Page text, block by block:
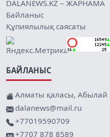
DALANEWS.KZ – ЖАРНАМА
Байланыс
Құпиялылық саясаты
БАЙЛАНЫС
Алматы қаласы, Абылай
dalanews@mail.ru
+77019590709
+7707 878 8589